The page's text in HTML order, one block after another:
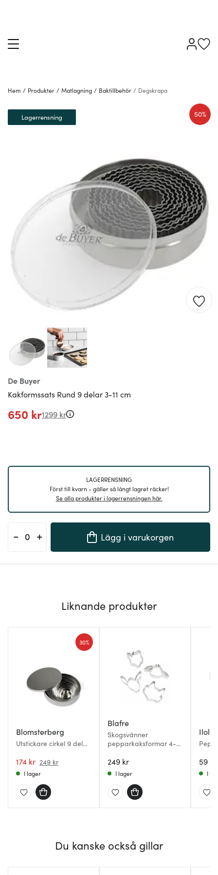
Hem / Produkter / Matlagning / Baktillbehör / Degskrapa
De Buyer
Kakformssats Rund 9 delar 3-11 cm
50%
Lagerrensning
650 kr1299 kr
LAGERRENSNING
Först till kvarn - gäller så långt lagret räcker!
Se alla produkter i lagerrensningen här.
- + Lägg i varukorgen
Liknande produkter
Blomsterberg
Utstickare cirkel 9 delar
174 kr 249 kr
30%
I lager
Blafre
Skogsvänner
pepparkaksformar 4-
249 kr
I lager
59 kr
I
Du kanske också gillar